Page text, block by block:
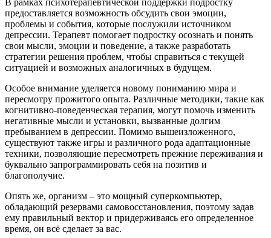
В рамках психотерапевтической поддержки подростку
предоставляется возможность обсудить свои эмоции,
проблемы и события, которые послужили источником
депрессии. Терапевт помогает подростку осознать и понять
свои мысли, эмоции и поведение, а также разработать
стратегии решения проблем, чтобы справиться с текущей
ситуацией и возможных аналогичных в будущем.
Особое внимание уделяется новому пониманию мира и
пересмотру прожитого опыта. Различные методики, такие как
когнитивно-поведенческая терапия, могут помочь изменить
негативные мысли и установки, вызванные долгим
пребыванием в депрессии. Помимо вышеизложенного,
существуют также игры и различного рода адаптационные
техники, позволяющие пересмотреть прежние переживания и
буквально запрограммировать себя на позитив и
благополучие.
Опять же, организм – это мощный суперкомпьютер,
обладающий резервами самовосстановления, поэтому задав
ему правильный вектор и придерживаясь его определенное
время, он всё сделает за вас.